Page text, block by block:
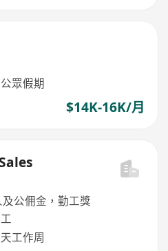
眾假期
$14K-16K/月
公佣金，勤工獎
工作周